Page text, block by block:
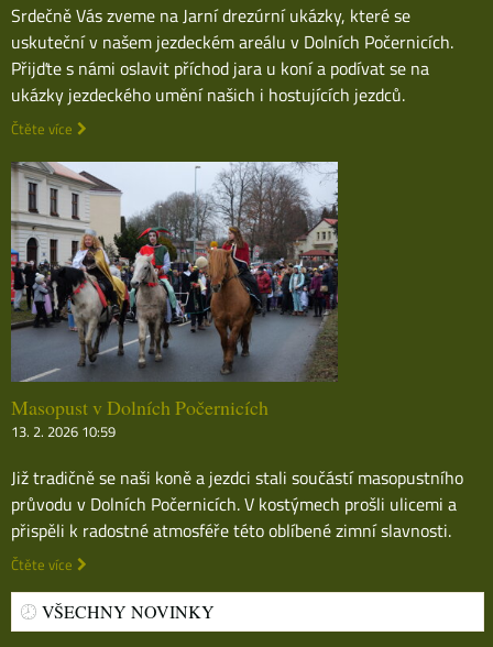
Srdečně Vás zveme na Jarní drezúrní ukázky, které se
uskuteční v našem jezdeckém areálu v Dolních Počernicích.
Přijďte s námi oslavit příchod jara u koní a podívat se na
ukázky jezdeckého umění našich i hostujících jezdců.
Čtěte více
Masopust v Dolních Počernicích
13. 2. 2026 10:59
Již tradičně se naši koně a jezdci stali součástí masopustního
průvodu v Dolních Počernicích. V kostýmech prošli ulicemi a
přispěli k radostné atmosféře této oblíbené zimní slavnosti.
Čtěte více
VŠECHNY NOVINKY